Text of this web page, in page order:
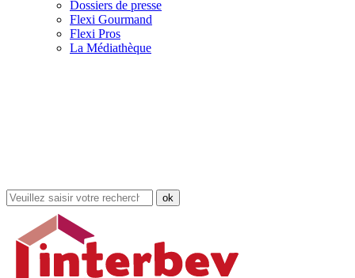
Dossiers de presse
Flexi Gourmand
Flexi Pros
La Médiathèque
Rechercher
dans
site